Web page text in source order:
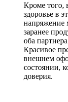
Кроме того,
здоровье в
напряжение
заранее
оба
Красивое
внешнем
состоянии,
доверия.